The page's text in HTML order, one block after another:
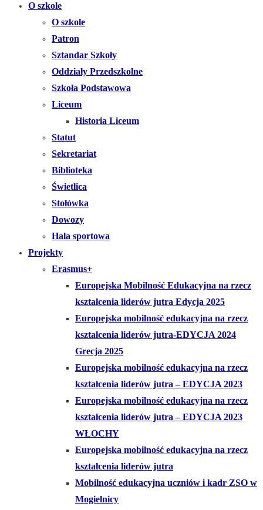
O szkole
O szkole
Patron
Sztandar Szkoły
Oddziały Przedszkolne
Szkoła Podstawowa
Liceum
Historia Liceum
Statut
Sekretariat
Biblioteka
Świetlica
Stołówka
Dowozy
Hala sportowa
Projekty
Erasmus+
Europejska Mobilność Edukacyjna na rzecz
kształcenia liderów jutra Edycja 2025
Europejska mobilność edukacyjna na rzecz
kształcenia liderów jutra-EDYCJA 2024
Grecja 2025
Europejska mobilność edukacyjna na rzecz
kształcenia liderów jutra – EDYCJA 2023
Europejska mobilność edukacyjna na rzecz
kształcenia liderów jutra – EDYCJA 2023
WŁOCHY
Europejska mobilność edukacyjna na rzecz
kształcenia liderów jutra
Mobilność edukacyjna uczniów i kadr ZSO w
Mogielnicy